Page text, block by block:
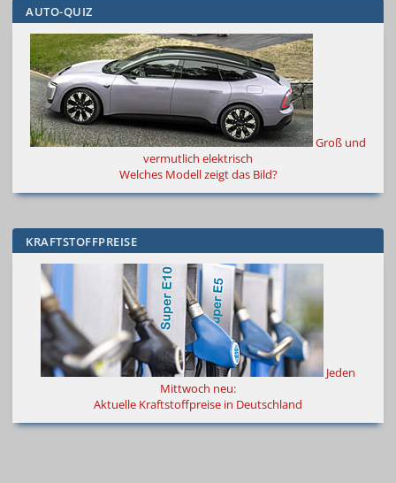
AUTO-QUIZ
Groß und
vermutlich elektrisch
Welches Modell zeigt das Bild?
KRAFTSTOFFPREISE
Jeden
Mittwoch neu:
Aktuelle Kraftstoffpreise in Deutschland